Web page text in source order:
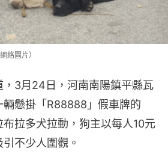
絡圖片）
，3月24日，河南南陽鎮平縣瓦
懸掛「R88888」假車牌的
布拉多犬拉動，狗主以每人10元
不少人圍觀。